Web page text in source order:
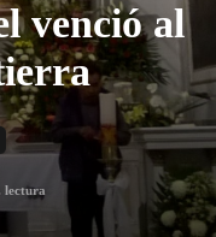
venció al
lectura